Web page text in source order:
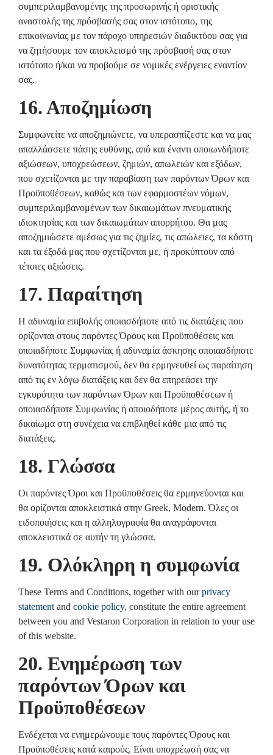
συμπεριλαμβανομένης της προσωρινής ή οριστικής
αναστολής της πρόσβασής σας στον ιστότοπο, της
επικοινωνίας με τον πάροχο υπηρεσιών διαδικτύου σας για
να ζητήσουμε τον αποκλεισμό της πρόσβασή σας στον
ιστότοπο ή/και να προβούμε σε νομικές ενέργειες εναντίον
σας.
16. Αποζημίωση
Συμφωνείτε να αποζημιώνετε, να υπερασπίζεστε και να μας
απαλλάσσετε πάσης ευθύνης, από και έναντι οποιωνδήποτε
αξιώσεων, υποχρεώσεων, ζημιών, απωλειών και εξόδων,
που σχετίζονται με την παραβίαση των παρόντων Όρων και
Προϋποθέσεων, καθώς και των εφαρμοστέων νόμων,
συμπεριλαμβανομένων των δικαιωμάτων πνευματικής
ιδιοκτησίας και των δικαιωμάτων απορρήτου. Θα μας
αποζημιώσετε αμέσως για τις ζημίες, τις απώλειες, τα κόστη
και τα έξοδά μας που σχετίζονται με, ή προκύπτουν από
τέτοιες αξιώσεις.
17. Παραίτηση
Η αδυναμία επιβολής οποιασδήποτε από τις διατάξεις που
ορίζονται στους παρόντες Όρους και Προϋποθέσεις και
οποιαδήποτε Συμφωνίας ή αδυναμία άσκησης οποιασδήποτε
δυνατότητας τερματισμού, δεν θα ερμηνευθεί ως παραίτηση
από τις εν λόγω διατάξεις και δεν θα επηρεάσει την
εγκυρότητα των παρόντων Όρων και Προϋποθέσεων ή
οποιασδήποτε Συμφωνίας ή οποιοδήποτε μέρος αυτής, ή το
δικαίωμα στη συνέχεια να επιβληθεί κάθε μια από τις
διατάξεις.
18. Γλώσσα
Οι παρόντες Όροι και Προϋποθέσεις θα ερμηνεύονται και
θα ορίζονται αποκλειστικά στην Greek, Modern. Όλες οι
ειδοποιήσεις και η αλληλογραφία θα αναγράφονται
αποκλειστικά σε αυτήν τη γλώσσα.
19. Ολόκληρη η συμφωνία
These Terms and Conditions, together with ourprivacy
statement and cookie policy, constitute the entire agreement
between you and Vestaron Corporation in relation to your use
of this website.
20. Ενημέρωση των
παρόντων Όρων και
Προϋποθέσεων
Ενδέχεται να ενημερώνουμε τους παρόντες Όρους και
Προϋποθέσεις κατά καιρούς. Είναι υποχρέωσή σας να